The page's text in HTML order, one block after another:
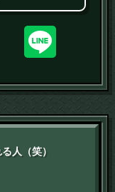
人（笑）